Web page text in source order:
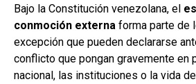
Bajo la Constitución venezolana, el
conmoción externa forma parte de
excepción que pueden declararse
conflicto que pongan gravemente en
nacional, las instituciones o la vida